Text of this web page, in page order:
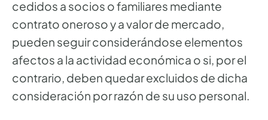
cedidos a socios o familiares mediante
contrato oneroso y a valor de mercado,
pueden seguir considerándose elementos
afectos a la actividad económica o si, por el
contrario, deben quedar excluidos de dicha
consideración por razón de su uso personal.